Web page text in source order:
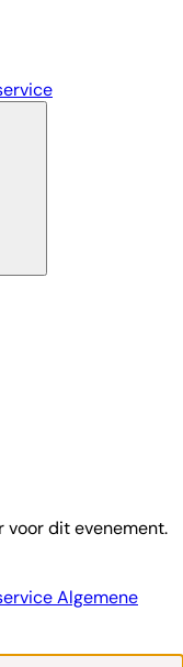
voor dit evenement.
Algemene